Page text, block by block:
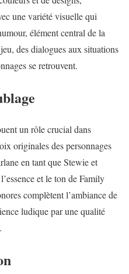
une variété visuelle qui
élément central de la
des dialogues aux situations
se retrouvent.
un rôle crucial dans
originales des personnages
en tant que Stewie et
et le ton de Family
complètent l’ambiance de
ludique par une qualité